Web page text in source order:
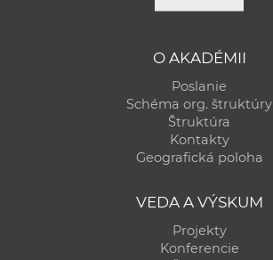
O AKADÉMII
Poslanie
Schéma org. štruktúry
Štruktúra
Kontakty
Geografická poloha
VEDA A VÝSKUM
Projekty
Konferencie